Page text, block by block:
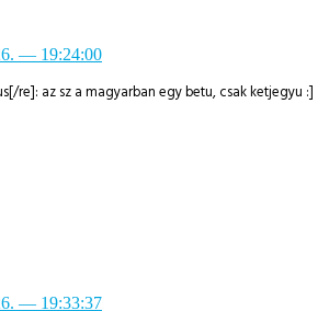
— 19:24:00
re]: az sz a magyarban egy betu, csak ketjegyu :]
— 19:33:37